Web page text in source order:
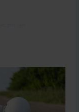
lesionado
o